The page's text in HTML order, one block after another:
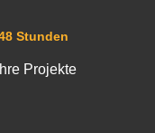
Stunden
Projekte